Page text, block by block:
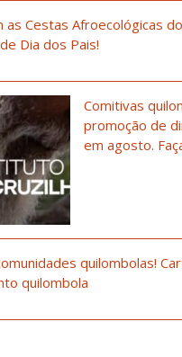
as Cestas Afroecológicas
Dia dos Pais!
Comitivas
promoção de
em agosto.
quilombolas!
quilombola